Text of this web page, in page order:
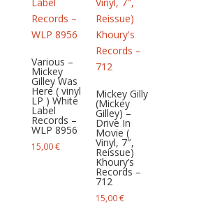
Various –
Mickey
Gilley Was
Here ( vinyl
LP ) White
Label
Records –
WLP 8956
15,00€
Mickey Gilly
(Mickey
Gilley) –
Drive In
Movie (
Vinyl, 7″,
Reissue)
Khoury’s
Records –
712
15,00€